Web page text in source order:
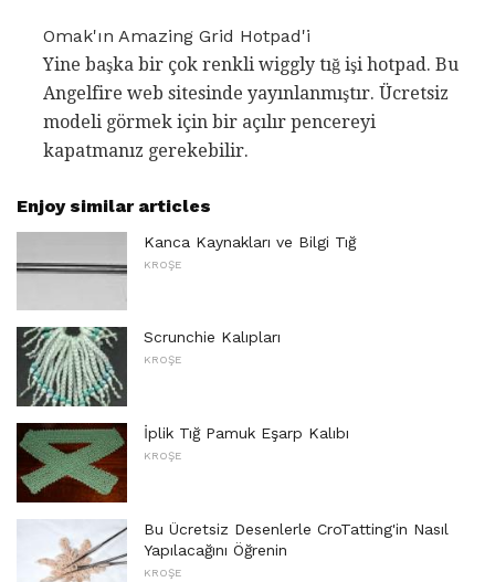
Omak'ın Amazing Grid Hotpad'i
Yine başka bir çok renkli wiggly tığ işi hotpad. Bu
Angelfire web sitesinde yayınlanmıştır. Ücretsiz
modeli görmek için bir açılır pencereyi
kapatmanız gerekebilir.
Enjoy similar articles
Kanca Kaynakları ve Bilgi Tığ
KROŞE
Scrunchie Kalıpları
KROŞE
İplik Tığ Pamuk Eşarp Kalıbı
KROŞE
Bu Ücretsiz Desenlerle CroTatting'in Nasıl
Yapılacağını Öğrenin
KROŞE